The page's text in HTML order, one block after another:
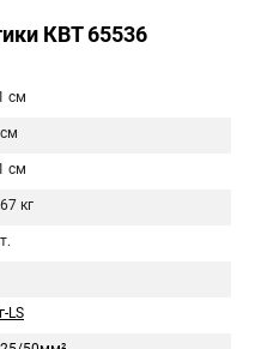
КВТ 65536
см
см
кг
LS